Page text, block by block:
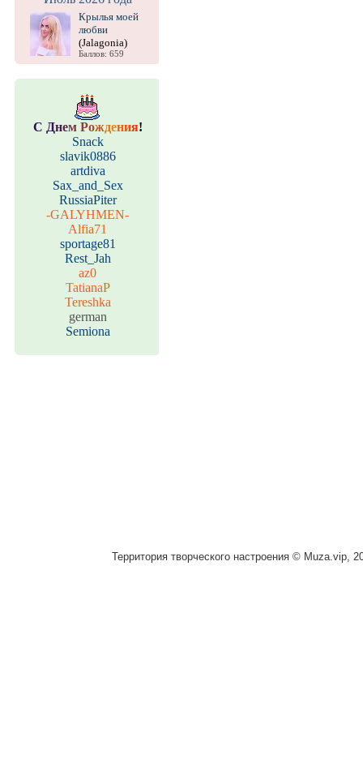
Крылья моей
любви
(Jalagonia)
Баллов: 659
С Днем Рождения!
Snack
slavik0886
artdiva
Sax_and_Sex
RussiaPiter
-GALYHMEN-
Alfia71
sportage81
Rest_Jah
az0
TatianaP
Tereshka
german
Semiona
Территория творческого настроения © Muza.vip,